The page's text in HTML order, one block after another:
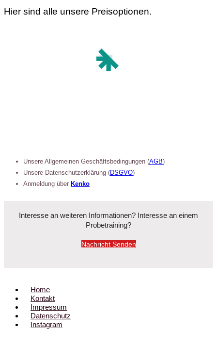
Hier sind alle unsere Preisoptionen.
Unsere Allgemeinen Geschäftsbedingungen (AGB)
Unsere Datenschutzerklärung (DSGVO)
Anmeldung über Kenko
Interesse an weiteren Informationen? Interesse an einem
Probetraining?
Nachricht Senden
Home
Kontakt
Impressum
Datenschutz
Instagram